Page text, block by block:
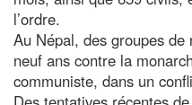
l’ordre.
Au Népal, des groupes
neuf ans contre la
communiste, dans un